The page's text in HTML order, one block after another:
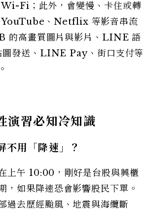
Fi；此外，會變慢、卡住或轉
YouTube、Netflix 等影音串流
的高畫質圖片與影片、LINE 語
圖發送、LINE Pay、街口支付等
演習必知冷知識
不用「降速」？
上午 10:00，剛好是台股與興櫃
，如果降速恐會影響股民下單。
過去歷經颱風、地震與海纜斷